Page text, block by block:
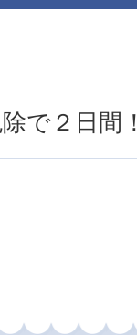
で２日間！